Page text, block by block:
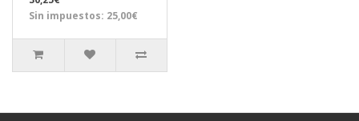
Sin impuestos: 25,00€